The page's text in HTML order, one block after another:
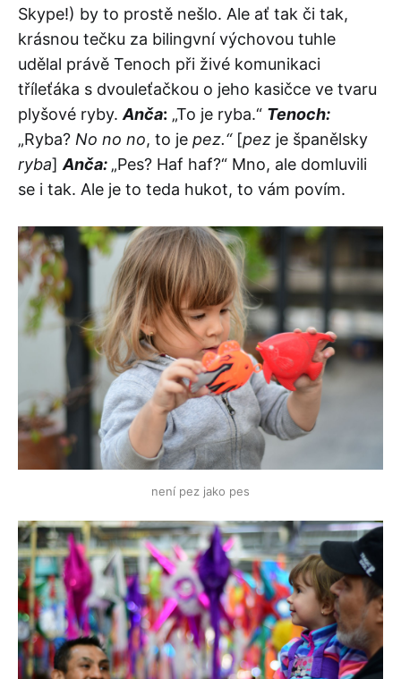
Skype!) by to prostě nešlo. Ale ať tak či tak,
krásnou tečku za bilingvní výchovou tuhle
udělal právě Tenoch při živé komunikaci
tříleťáka s dvouleťačkou o jeho kasičce ve tvaru
plyšové ryby.Anča: „To je ryba.“ Tenoch:
„Ryba? No no no, to je pez.“ [pez je španělsky
ryba] Anča: „Pes? Haf haf?“ Mno, ale domluvili
se i tak. Ale je to teda hukot, to vám povím.
není pez jako pes